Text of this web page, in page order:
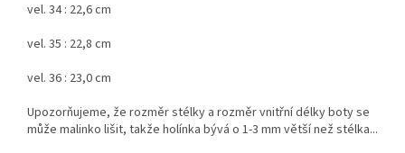
vel. 34 : 22,6 cm
vel. 35 : 22,8 cm
vel. 36 : 23,0 cm
Upozorňujeme, že rozměr stélky a rozměr vnitřní délky boty se
může malinko lišit, takže holínka bývá o 1-3 mm větší než stélka...